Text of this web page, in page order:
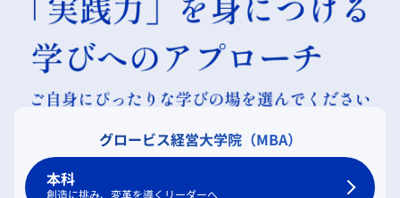
グロービス経営大学院（MBA）
本科
創造に挑み、変革を導くリーダーへ